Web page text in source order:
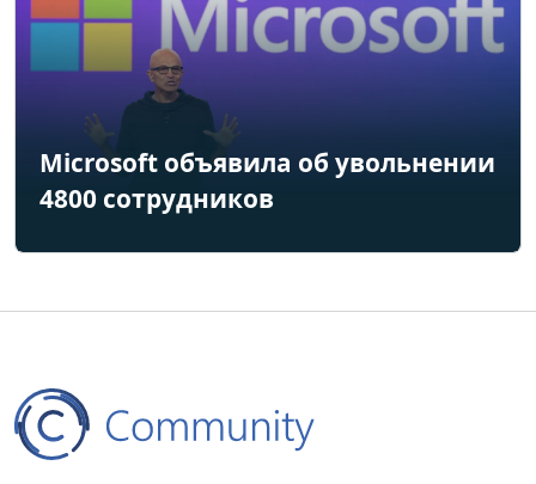
Microsoft объявила об увольнении
4800 сотрудников